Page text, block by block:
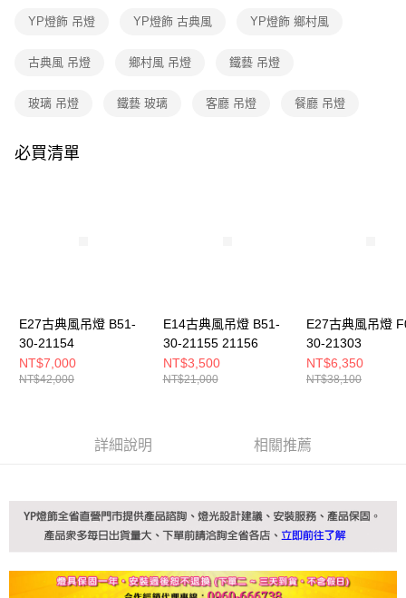
ATM／網路銀行／等多元方式進行付款，方視為交易完成。
後付繳納相關費用。
是否繳費成功／繳費後需取消欲退款等相關疑問，請聯繫「AFTEE先享後付
【注意事項】
請求用戶進行身份認證。
５．嚴禁一人註冊多個帳號或使用他人資訊註冊。若發現惡意使用之情形，
恩沛科技股份有限公司將有權停止該用戶之使用額度並採取法律行動。
YP燈飾 吊燈 YP燈飾 古典風 YP燈飾 鄉村風
古典風 吊燈 鄉村風 吊燈 鐵藝 吊燈
玻璃 吊燈 鐵藝 玻璃 客廳 吊燈 餐廳 吊燈
必買清單
E27古典風吊燈 B51-
30-21154
NT$7,000
NT$42,000
E14古典風吊燈 B51-
30-21155 21156
NT$3,500
NT$21,000
E27古典風吊燈
30-21303
NT$6,350
NT$38,100
詳細說明 相關推薦